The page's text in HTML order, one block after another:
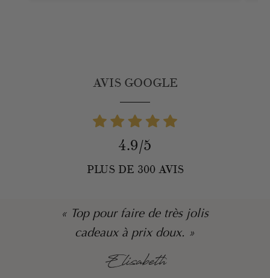
AVIS GOOGLE
4.9/5
PLUS DE 300 AVIS
« Top pour faire de très jolis
cadeaux à prix doux. »
Elisabeth